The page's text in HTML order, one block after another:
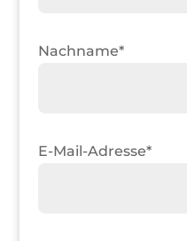
Nachname*
E-Mail-Adresse*